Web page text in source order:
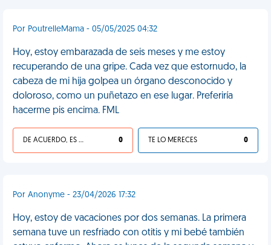
Por PoutrelleMama - 05/05/2025 04:32
Hoy, estoy embarazada de seis meses y me estoy
recuperando de una gripe. Cada vez que estornudo, la
cabeza de mi hija golpea un órgano desconocido y
doloroso, como un puñetazo en ese lugar. Preferiría
hacerme pis encima. FML
DE ACUERDO, ES UNA VIDA HP 0 TE LO MERECES 0
Por Anonyme - 23/04/2026 17:32
Hoy, estoy de vacaciones por dos semanas. La primera
semana tuve un resfriado con otitis y mi bebé también